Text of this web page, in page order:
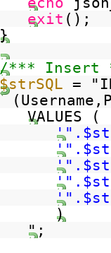
exit ();
}
/*** Insert
$strSQL =
VALUES (
)
";